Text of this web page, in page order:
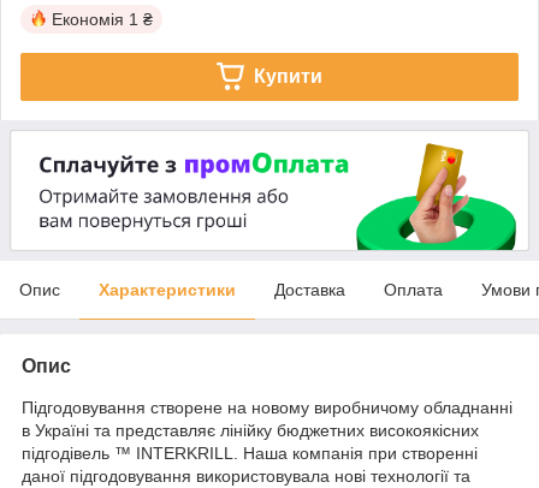
Економія 1 ₴
Купити
Опис Характеристики Доставка Оплата Умови
Опис
Підгодовування створене на новому виробничому обладнанні
в Україні та представляє лінійку бюджетних високоякісних
підгодівель ™ INTERKRILL. Наша компанія при створенні
даної підгодовування використовувала нові технології та